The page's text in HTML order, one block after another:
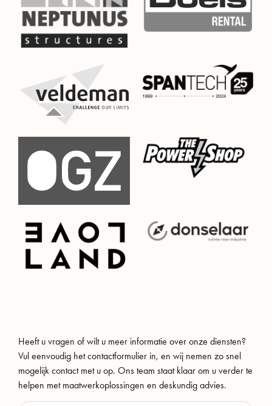
Heeft u vragen of wilt u meer informatie over onze diensten?
Vul eenvoudig het contactformulier in, en wij nemen zo snel
mogelijk contact met u op. Ons team staat klaar om u verder te
helpen met maatwerkoplossingen en deskundig advies.